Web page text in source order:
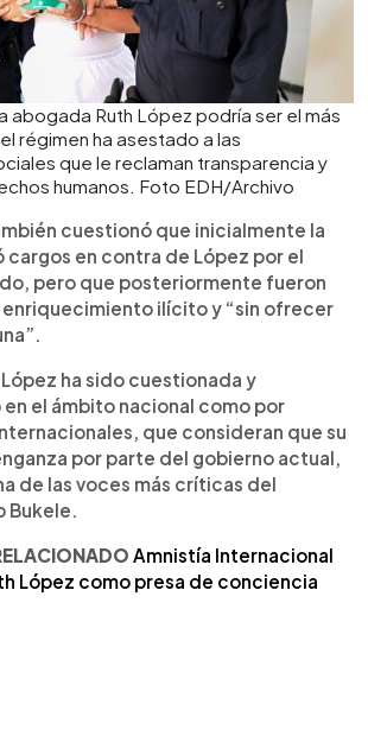
abogada Ruth López podría ser el más
régimen ha asestado a las
que le reclaman transparencia y
humanos. Foto EDH/Archivo
cuestionó que inicialmente la
cargos en contra de López por el
pero que posteriormente fueron
enriquecimiento ilícito y “sin ofrecer
ha sido cuestionada y
el ámbito nacional como por
que consideran que su
por parte del gobierno actual,
de las voces más críticas del
Bukele.
Amnistía Internacional
López como presa de conciencia